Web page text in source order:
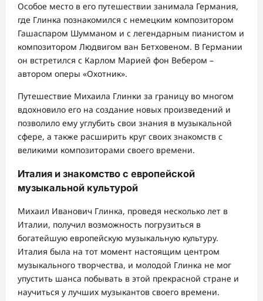
Особое место в его путешествии занимала Германия,
где Глинка познакомился с немецким композитором
Гашаспаром Шумманом и с легендарным пианистом и
композитором Людвигом ван Бетховеном. В Германии
он встретился с Карлом Марией фон Вебером –
автором оперы «Охотник».
Путешествие Михаила Глинки за границу во многом
вдохновило его на создание новых произведений и
позволило ему углубить свои знания в музыкальной
сфере, а также расширить круг своих знакомств с
великими композиторами своего времени.
Италия и знакомство с европейской
музыкальной культурой
Михаил Иванович Глинка, проведя несколько лет в
Италии, получил возможность погрузиться в
богатейшую европейскую музыкальную культуру.
Италия была на тот момент настоящим центром
музыкального творчества, и молодой Глинка не мог
упустить шанса побывать в этой прекрасной стране и
научиться у лучших музыкантов своего времени.